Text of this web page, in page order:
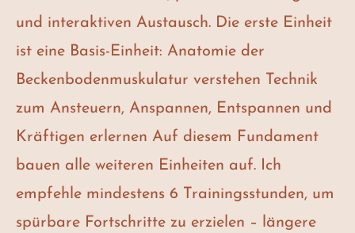
und interaktiven Austausch. Die erste Einheit
ist eine Basis-Einheit: Anatomie der
Beckenbodenmuskulatur verstehen Technik
zum Ansteuern, Anspannen, Entspannen und
Kräftigen erlernen Auf diesem Fundament
bauen alle weiteren Einheiten auf. Ich
empfehle mindestens 6 Trainingsstunden, um
spürbare Fortschritte zu erzielen – längere